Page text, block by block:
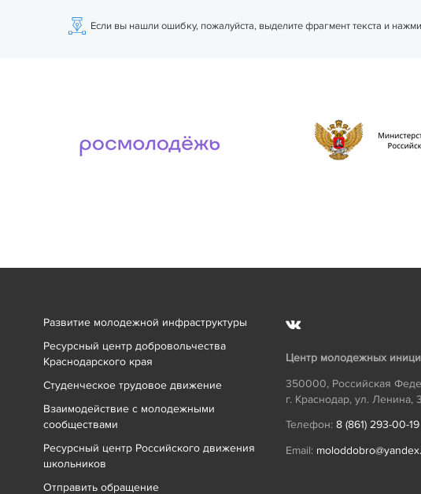
Если вы нашли ошибку, пожалуйста, выделите фрагмент текста и
Развитие молодежной инфраструктуры
Ресурсный центр добровольчества
Краснодарского края
Студенческое трудовое движение
Взаимодействие с молодежными
сообществами
Ресурсный центр Российского движения
школьников
Отправить обращение
Центр молодежных
350000, Российская
г. Краснодар, ул. Ленина,
Телефон: 8 (861) 293-00-19
Email: